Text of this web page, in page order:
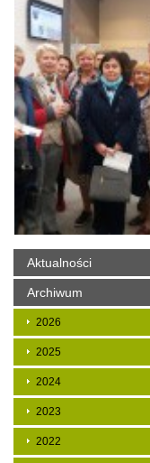
Aktualności
Archiwum
2026
2025
2024
2023
2022